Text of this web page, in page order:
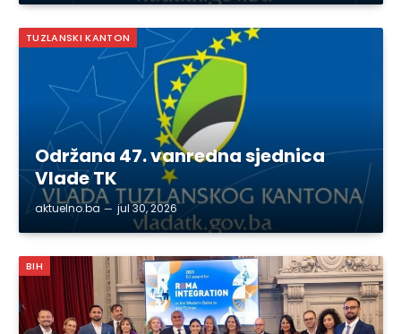
TUZLANSKI KANTON
Održana 47. vanredna sjednica
Vlade TK
aktuelno.ba jul 30, 2026
BIH